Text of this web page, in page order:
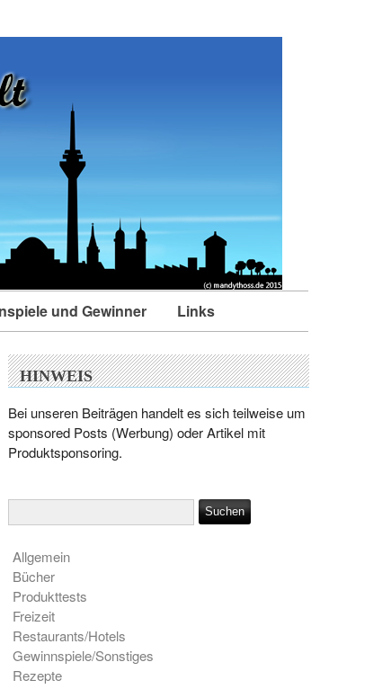
und Gewinner Links
HINWEIS
Bei unseren Beiträgen handelt es sich teilweise um
sponsored Posts (Werbung) oder Artikel mit
Produktsponsoring.
Allgemein
Bücher
Produkttests
Freizeit
Restaurants/Hotels
Gewinnspiele/Sonstiges
Rezepte